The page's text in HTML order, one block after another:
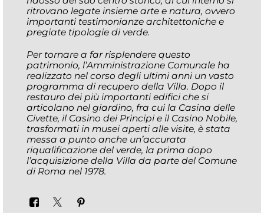
ritrovano legate insieme arte e natura, ovvero
importanti testimonianze architettoniche e
pregiate tipologie di verde.
Per tornare a far risplendere questo
patrimonio, l’Amministrazione Comunale ha
realizzato nel corso degli ultimi anni un vasto
programma di recupero della Villa. Dopo il
restauro dei più importanti edifici che si
articolano nel giardino, fra cui la Casina delle
Civette, il Casino dei Principi e il Casino Nobile,
trasformati in musei aperti alle visite, è stata
messa a punto anche un’accurata
riqualificazione del verde, la prima dopo
l’acquisizione della Villa da parte del Comune
di Roma nel 1978.